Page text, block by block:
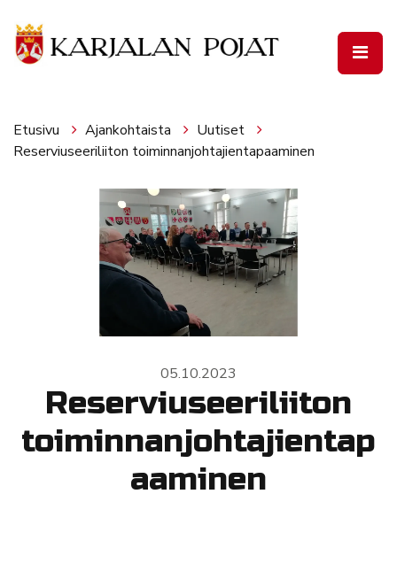
Etusivu Ajankohtaista
Uutiset
Reserviuseeriliiton toiminnanjohtajientapaaminen
05.10.2023
Reserviuseeriliiton
toiminnanjohtajientap
aaminen